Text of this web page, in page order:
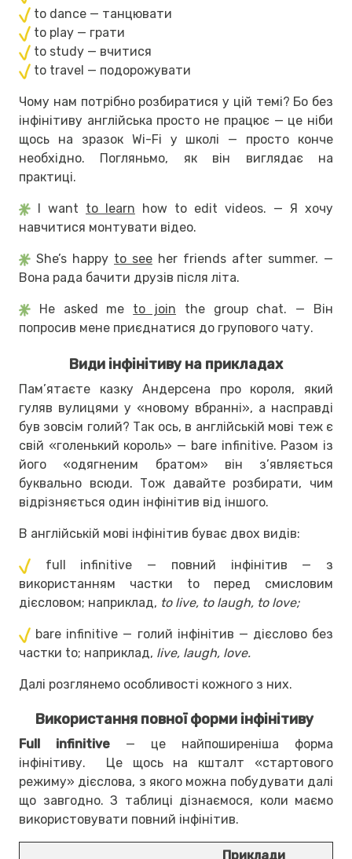
to dance — танцювати
to play — грати
to study — вчитися
to travel — подорожувати
Чому нам потрібно розбиратися у цій темі? Бо без
інфінітиву англійська просто не працює — це ніби
щось на зразок Wi-Fi у школі — просто конче
необхідно. Погляньмо, як він виглядає на
практиці.
I want to learn how to edit videos. — Я хочу
навчитися монтувати відео.
She’s happy to see her friends after summer. —
Вона рада бачити друзів після літа.
He asked me to join the group chat. — Він
попросив мене приєднатися до групового чату.
Види інфінітиву на прикладах
Пам’ятаєте казку Андерсена про короля, який
гуляв вулицями у «новому вбранні», а насправді
був зовсім голий? Так ось, в англійській мові теж є
свій «голенький король» — bare infinitive. Разом із
його «одягненим братом» він з’являється
буквально всюди. Тож давайте розбирати, чим
відрізняється один інфінітив від іншого.
В англійській мові інфінітив буває двох видів:
full infinitive — повний інфінітив — з
використанням частки to перед смисловим
дієсловом; наприклад, to live, to laugh, to love;
bare infinitive — голий інфінітив — дієслово без
частки to; наприклад, live, laugh, love.
Далі розглянемо особливості кожного з них.
Використання повної форми інфінітиву
Full infinitive — це найпоширеніша форма
інфінітиву. Це щось на кшталт «стартового
режиму» дієслова, з якого можна побудувати далі
що завгодно. З таблиці дізнаємося, коли маємо
використовувати повний інфінітив.
Приклади